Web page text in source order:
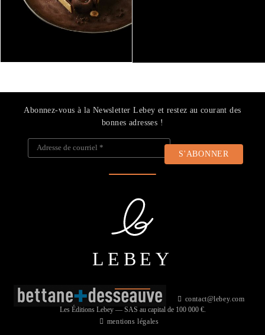
contact@lebey.com
mentions légales
Abonnez-vous à la Newsletter Lebey et restez au courant des
bonnes adresses !
Adresse de courriel
LEBEY
Les Éditions Lebey — SAS au capital de 100 000 €.